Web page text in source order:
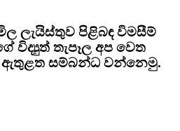
ලැයිස්තුව පිළිබඳ විමසීම්
විද්‍යුත් තැපෑල අප වෙත
ඇතුළත සම්බන්ධ වන්නෙමු.